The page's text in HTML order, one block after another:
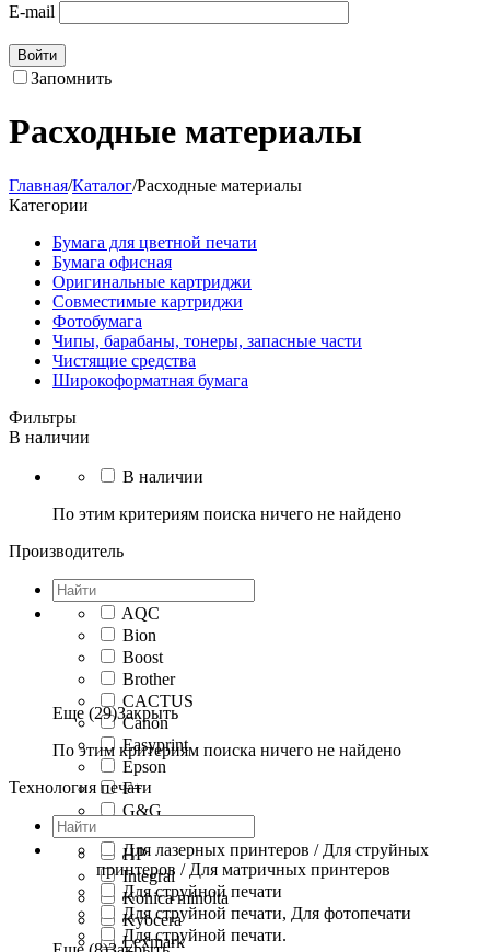
E-mail
Войти
Запомнить
Расходные материалы
Главная/Каталог/Расходные материалы
Категории
Бумага для цветной печати
Бумага офисная
Оригинальные картриджи
Совместимые картриджи
Фотобумага
Чипы, барабаны, тонеры, запасные части
Чистящие средства
Широкоформатная бумага
Фильтры
В наличии
В наличии
По этим критериям поиска ничего не найдено
Производитель
AQC
Bion
Boost
Brother
CACTUS
Canon
Easyprint
Epson
F+
G&G
HP
Integral
Konica minolta
Kyocera
Lexmark
Еще (29)Закрыть
По этим критериям поиска ничего не найдено
Технология печати
Для лазерных принтеров / Для струйных
принтеров / Для матричных принтеров
Для струйной печати
Для струйной печати, Для фотопечати
Для струйной печати.